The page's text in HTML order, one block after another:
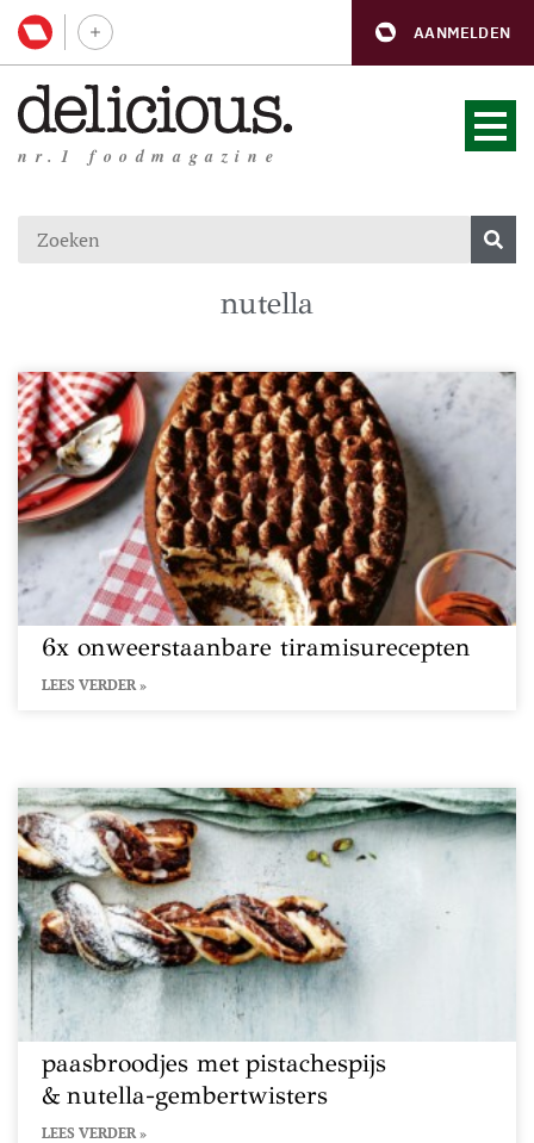
AANMELDEN
nr.1 foodmagazine
nutella
6x onweerstaanbare tiramisurecepten
LEES VERDER »
paasbroodjes met pistachespijs
& nutella-gembertwisters
LEES VERDER »